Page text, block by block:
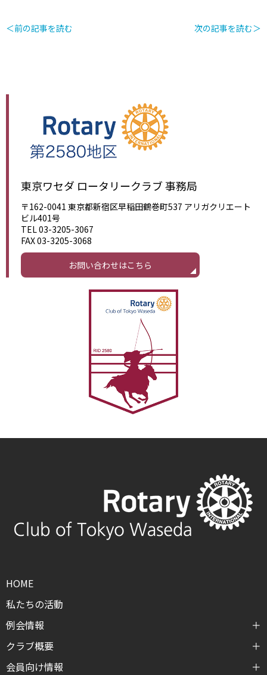
＜前の記事を読む 次の記事を読む＞
東京ワセダ ロータリークラブ 事務局
〒162-0041 東京都新宿区早稲田鶴巻町537 アリガクリエート
ビル401号
TEL 03-3205-3067
FAX 03-3205-3068
お問い合わせはこちら
HOME
私たちの活動
例会情報
クラブ概要
会員向け情報